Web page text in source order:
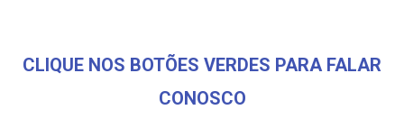
CLIQUE NOS BOTÕES VERDES PARA FALAR
CONOSCO